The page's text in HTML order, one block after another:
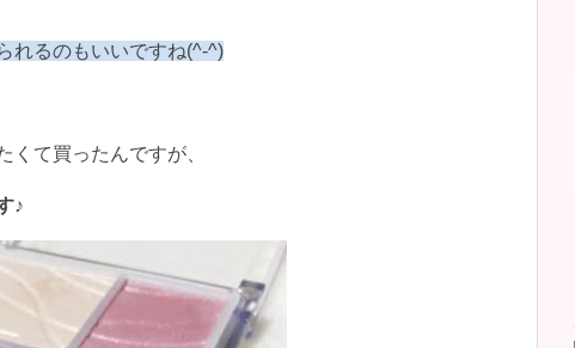
れるのもいいですね(^-^)
くて買ったんですが、
♪